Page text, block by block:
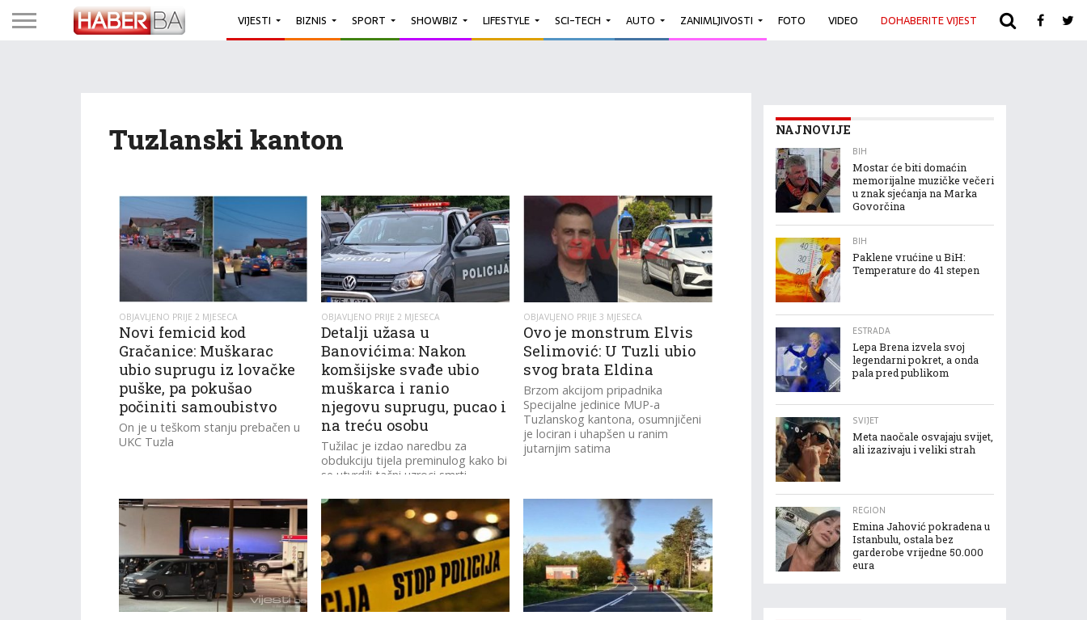
VIJESTI BIZNIS SPORT SHOWBIZ LIFESTYLE SCI-TECH AUTO ZANIMLJIVOSTI FOTO VIDEO DOHABERITE VIJEST ARHIVA
Tuzlanski kanton
OBJAVLJENO PRIJE 2 MJESECA
Novi femicid kod
Gračanice: Muškarac
ubio suprugu iz lovačke
puške, pa pokušao
počiniti samoubistvo
On je u teškom stanju prebačen u
UKC Tuzla
OBJAVLJENO PRIJE 2 MJESECA
Detalji užasa u
Banovićima: Nakon
komšijske svađe ubio
muškarca i ranio
njegovu suprugu, pucao i
na treću osobu
Tužilac je izdao naredbu za
obdukciju tijela preminulog kako bi
se utvrdili tačni uzroci smrti
OBJAVLJENO PRIJE 3 MJESECA
Ovo je monstrum Elvis
Selimović: U Tuzli ubio
svog brata Eldina
Brzom akcijom pripadnika
Specijalne jedinice MUP-a
Tuzlanskog kantona, osumnjičeni
je lociran i uhapšen u ranim
jutarnjim satima
NAJNOVIJE
BIH
Mostar će biti domaćin
memorijalne muzičke večeri
u znak sjećanja na Marka
Govorčina
BIH
Paklene vrućine u BiH:
Temperature do 41 stepen
ESTRADA
Lepa Brena izvela svoj
legendarni pokret, a onda
pala pred publikom
SVIJET
Meta naočale osvajaju svijet,
ali izazivaju i veliki strah
REGION
Emina Jahović pokradena u
Istanbulu, ostala bez
garderobe vrijedne 50.000
eura